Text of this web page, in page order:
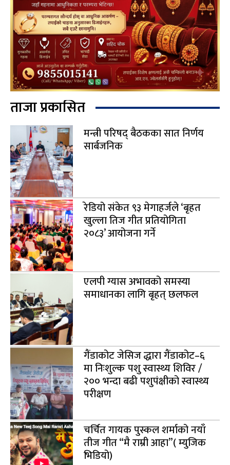
ताजा प्रकासित
मन्त्री परिषद् बैठकका सात निर्णय
सार्बजनिक
रेडियो संकेत ९३ मेगाहर्जले ‘बृहत
खुल्ला तिज गीत प्रतियोगिता
२०८३’ आयोजना गर्ने
एलपी ग्यास अभावको समस्या
समाधानका लागि बृहत् छलफल
गैंडाकोट जेसिज द्धारा गैंडाकोट–६
मा निःशुल्क पशु स्वास्थ्य शिविर /
२०० भन्दा बढी पशुपंक्षीको स्वास्थ्य
परीक्षण
चर्चित गायक पुस्कल शर्माको नयाँ
तीज गीत “मै राम्री आहा”( म्युजिक
भिडियो)